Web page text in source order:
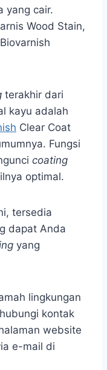
yang cair.
Wood Stain,
terakhir dari
kayu adalah
Clear Coat
Fungsi
coating
optimal.
tersedia
dapat Anda
yang
lingkungan
kontak
website
e-mail di